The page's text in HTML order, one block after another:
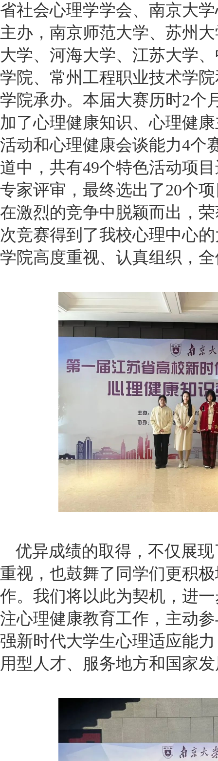
省社会心理学学会、南京大
主办，南京师范大学、苏州
大学、河海大学、江苏大学
学院、常州工程职业技术学
学院承办。本届大赛历时2个
加了心理健康知识、心理健
活动和心理健康会谈能力4个
道中，共有49个特色活动项
专家评审，最终选出了20个
在激烈的竞争中脱颖而出，
次竞赛得到了我校心理中心
学院高度重视、认真组织，
优异成绩的取得，不仅展
重视，也鼓舞了同学们更积
作。我们将以此为契机，进
注心理健康教育工作，主动
强新时代大学生心理适应能
用型人才、服务地方和国家